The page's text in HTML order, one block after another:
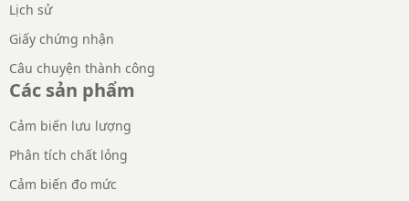
Lịch sử
Giấy chứng nhận
Câu chuyện thành công
Các sản phẩm
Cảm biến lưu lượng
Phân tích chất lỏng
Cảm biến đo mức